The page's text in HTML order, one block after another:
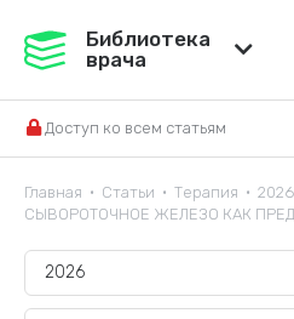
Медвестник
Справочник ЛС
Библиотека
врача
Доступ ко всем статьям
Главная • Статьи • Терапия • 2026
СЫВОРОТОЧНОЕ ЖЕЛЕЗО КАК
2026